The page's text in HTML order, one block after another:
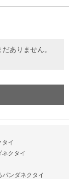
ありません。
イ
クタイ
パンダネクタイ